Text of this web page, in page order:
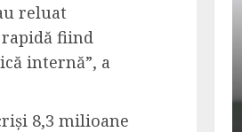
reluat
rapidă fiind
internă”, a
8,3 milioane
un film care nu a
sa se ridice la
asteptarilor
S. DECEMBER 6, 2023